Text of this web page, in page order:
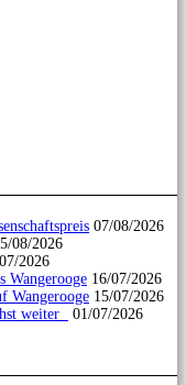
07/08/2026
08/2026
2026
Wangerooge 16/07/2026
Wangerooge 15/07/2026
weiter
01/07/2026